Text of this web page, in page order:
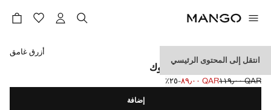
انتقل إلى المحتوى الرئيسي
جمبسوت طويل بنمط محبوك
السعر الأول محذوف [QAR ١١٩٫٠٠ ]
QAR ١١٩٫٠٠
السعر الحالي [QAR ٨٩٫٠٠ ]QAR ٨٩٫٠٠ ؜-٢٥٪؜
حدد اللون
أزرق غامق
إضافة